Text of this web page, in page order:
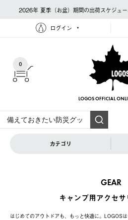
2026年 夏季（お盆）期間の出荷スケジュ
ログイン
0
LOGOS OFFICIAL
カテゴリ
GEAR
キャンプ用アクセ
はじめてのアウトドアも、もっと快適に。LOGOS